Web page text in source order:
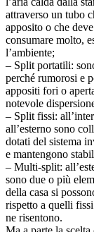
attraverso un tubo
apposito o che
consumare molto,
l’ambiente;
– Split portatili:
perché rumorosi e
appositi fori o
notevole
– Split fissi:
all’esterno sono
dotati del sistema
e mantengono
– Multi-split:
sono due o più
della casa si
rispetto a quelli
ne risentono.